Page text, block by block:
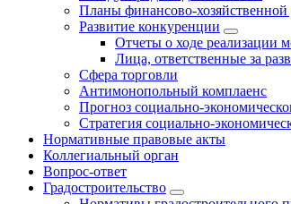
Планы финансово-хозяйственной
Развитие конкуренции
Отчеты о ходе реализации
Лица, ответственные за
Сфера торговли
Антимонопольный комплаенс
Прогноз социально-
Стратегия социально-
Нормативные правовые акты
Коллегиальный орган
Вопрос-ответ
Градостроительство